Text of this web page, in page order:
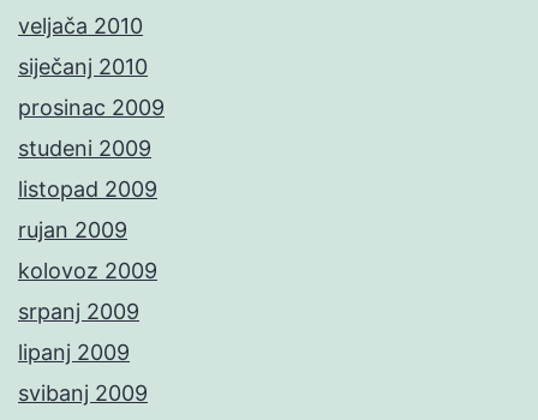
veljača 2010
siječanj 2010
prosinac 2009
studeni 2009
listopad 2009
rujan 2009
kolovoz 2009
srpanj 2009
lipanj 2009
svibanj 2009